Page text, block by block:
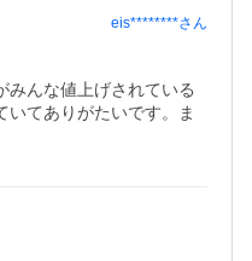
eis********さん
みんな値上げされている
いてありがたいです。ま